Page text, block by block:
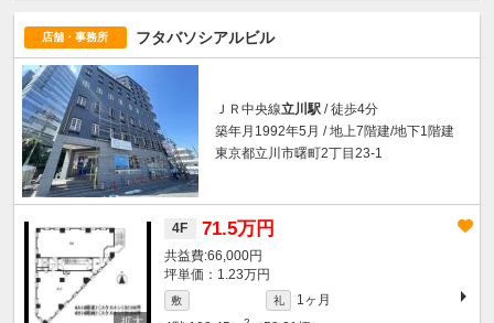
店舗・事務所 フタバソシアルビル
ＪＲ中央線立川駅 / 徒歩4分
築年月1992年5月 / 地上7階建/地下1階建
東京都立川市曙町2丁目23-1
4F 71.5万円
66,000円
坪単価：1.23万円
敷 礼
1ヶ月